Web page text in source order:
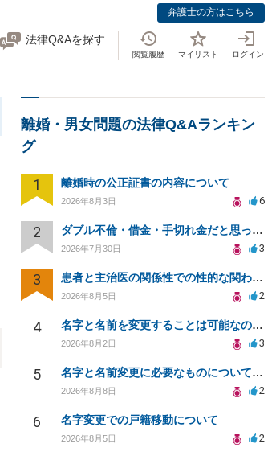
弁護士の方はこちら
法律Q&Aを探す
閲覧履歴 マイリスト ログイン
離婚・男女問題の法律Q&Aランキン
グ
1 離婚時の公正証書の内容について
2026年8月3日 6
2 ダブル不倫・借金・手切れ金だと思っていたお金を1年後いまさら脅迫罪として通知書が来てまとめて請求
2026年7月30日 3
3 患者と主治医の関係性での性的な関わりからのトラブル
2026年8月5日 2
4 名字と名前を変更することは可能なのか？
2026年8月2日 3
5 名字と名前変更に必要なものについて知りたい
2026年8月8日 2
6 名字変更での戸籍移動について
2026年8月5日 2